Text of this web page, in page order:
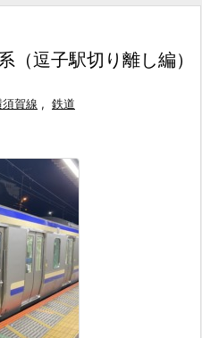
（逗子駅切り離し編）
須賀線 , 鉄道